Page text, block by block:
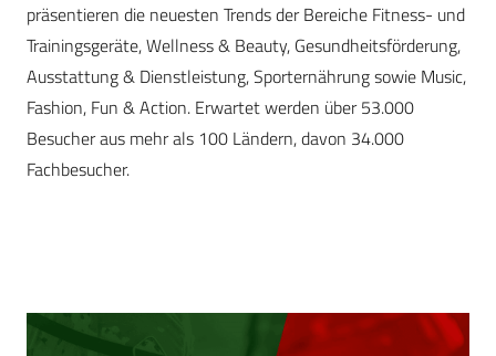
präsentieren die neuesten Trends der Bereiche Fitness- und
Trainingsgeräte, Wellness & Beauty, Gesundheitsförderung,
Ausstattung & Dienstleistung, Sporternährung sowie Music,
Fashion, Fun & Action. Erwartet werden über 53.000
Besucher aus mehr als 100 Ländern, davon 34.000
Fachbesucher.